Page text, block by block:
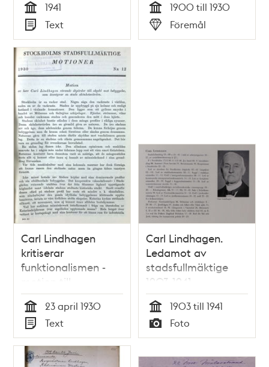
Tid
1941
Typ
Text Tid
1900 till 1930
Typ
Föremål
Carl Lindhagen
kritiserar
funktionalismen -
motion till
stadsfullmäktige
1930
Tid
23 april 1930
Typ
Text
Carl Lindhagen.
Ledamot av
stadsfullmäktige
1903-1941
Tid
1903 till 1941
Typ
Foto